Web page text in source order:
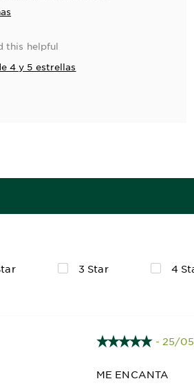
this helpful
4 y 5 estrellas
3 Star 4
- 25/
ME ENCANTA